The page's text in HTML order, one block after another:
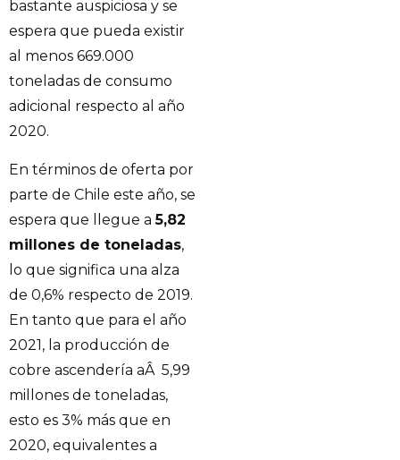
bastante auspiciosa y se
espera que pueda existir
al menos 669.000
toneladas de consumo
adicional respecto al año
2020.
En términos de oferta por
parte de Chile este año, se
espera que llegue a5,82
millones de toneladas,
lo que significa una alza
de 0,6% respecto de 2019.
En tanto que para el año
2021, la producción de
cobre ascendería aÂ 5,99
millones de toneladas,
esto es 3% más que en
2020, equivalentes a